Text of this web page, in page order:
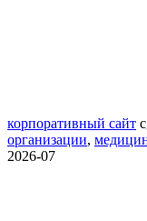
корпоративный сайт
организации,
2026-07